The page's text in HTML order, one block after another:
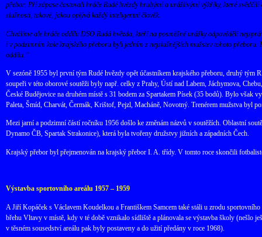
přebor. Při zápase častovali hráče Rudé hvězdy hrubými a urážlivými výkřiky, které
slušnosti, takové, jakou oplývá každý inteligentní člověk.
Chválíme ale hráče oddílu DSO Rudá hvězda, kteří na posměšné urážky odpověděli
i v podzimním kole krajského přeboru byli jedním z nejslušnějších mužstev tohoto
oddílu.“
V sezóně 1955 byl první tým Rudé hvězdy opět účastníkem krajského přeboru, druhý tým
soupeři v této oborové soutěži byly např. celky z Prahy, Ústí nad Labem, Jáchymova,
České Budějovice na druhém místě s 31 bodem za Spartakem Písek (35 bodů). Bylo však
Paleta, Šmíd, Charvát, Čermák, Krištof, Pejzl, Macháně, Novotný. Trenérem mužstva byl
Mezi jarní a podzimní částí ročníku 1956 došlo ke změnám názvů v soutěžích. Oblastní
Dynamo ČB, Spartak Strakonice), která byla tvořeny družstvy jižních a západních Čech.
Krajský přebor byl přejmenován na krajský přebor I. A. třídy. V tomto roce skončili
Výstavba sportovního areálu 1957 – 1959
A Jiří Kopáček s Václavem Koudelkou a Františkem Samcem také stáli u zrodu
břehu Vltavy v místě, kdy v té době vznikalo sídliště a plánovala se výstavba školy (nešlo
v těsném sousedství areálu pak byly postaveny a do užití předány v roce 1968).